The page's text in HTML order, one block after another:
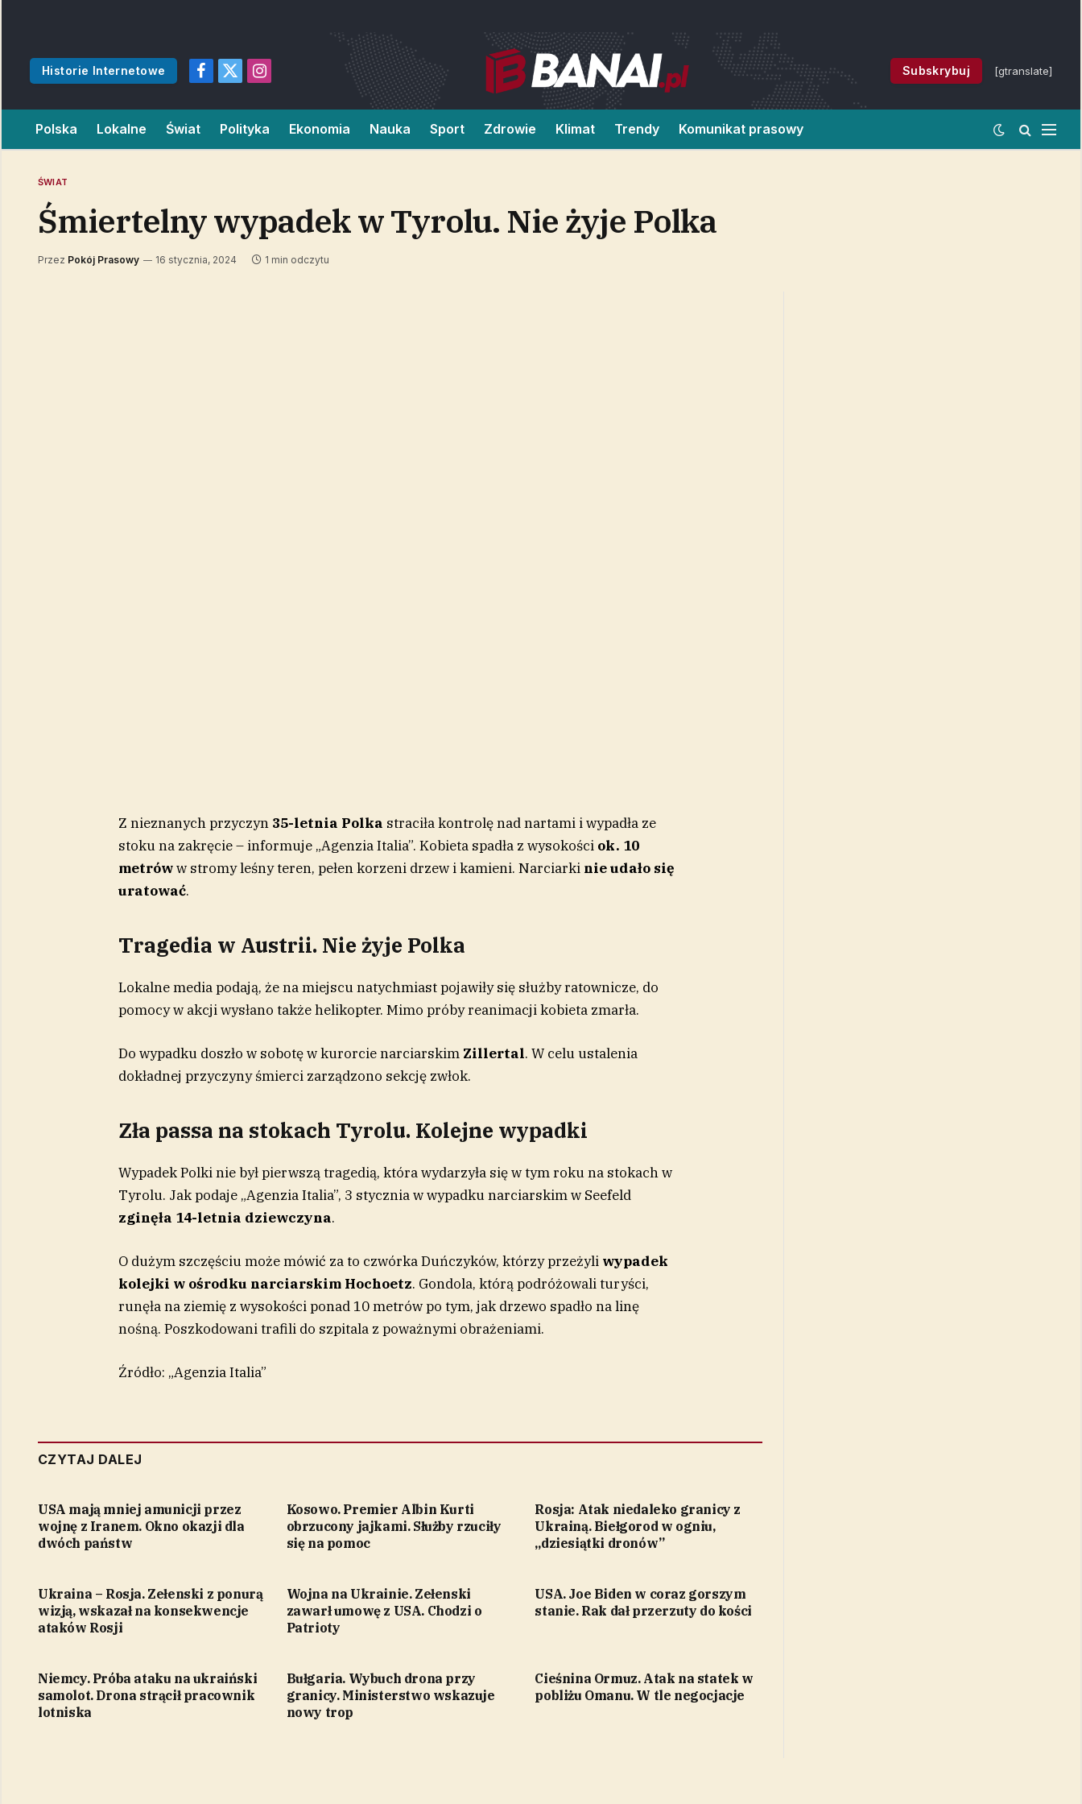
Historie Internetowe
Facebook
X
Instagram
Subskrybuj [gtranslate]
Polska Lokalne Świat Polityka Ekonomia Nauka Sport Zdrowie Klimat Trendy Komunikat prasowy
ŚWIAT
Śmiertelny wypadek w Tyrolu. Nie żyje Polka
Przez Pokój Prasowy 16 stycznia, 2024 1 min odczytu
Z nieznanych przyczyn 35-letnia Polka straciła kontrolę nad nartami i wypadła ze
stoku na zakręcie – informuje „Agenzia Italia”. Kobieta spadła z wysokości ok. 10
metróww stromy leśny teren, pełen korzeni drzew i kamieni. Narciarki nie udało się
uratować.
Tragedia w Austrii. Nie żyje Polka
Lokalne media podają, że na miejscu natychmiast pojawiły się służby ratownicze, do
pomocy w akcji wysłano także helikopter. Mimo próby reanimacji kobieta zmarła.
Do wypadku doszło w sobotę w kurorcie narciarskim Zillertal. W celu ustalenia
dokładnej przyczyny śmierci zarządzono sekcję zwłok.
Zła passa na stokach Tyrolu. Kolejne wypadki
Wypadek Polki nie był pierwszą tragedią, która wydarzyła się w tym roku na stokach w
Tyrolu. Jak podaje „Agenzia Italia”, 3 stycznia w wypadku narciarskim w Seefeld
zginęła 14-letnia dziewczyna.
O dużym szczęściu może mówić za to czwórka Duńczyków, którzy przeżyli wypadek
kolejki w ośrodku narciarskim Hochoetz. Gondola, którą podróżowali turyści,
runęła na ziemię z wysokości ponad 10 metrów po tym, jak drzewo spadło na linę
nośną. Poszkodowani trafili do szpitala z poważnymi obrażeniami.
Źródło: „Agenzia Italia”
CZYTAJ DALEJ
USA mają mniej amunicji przez
wojnę z Iranem. Okno okazji dla
dwóch państw
Kosowo. Premier Albin Kurti
obrzucony jajkami. Służby rzuciły
się na pomoc
Rosja: Atak niedaleko granicy z
Ukrainą. Biełgorod w ogniu,
„dziesiątki dronów”
Ukraina – Rosja. Zełenski z ponurą
wizją, wskazał na konsekwencje
ataków Rosji
Wojna na Ukrainie. Zełenski
zawarł umowę z USA. Chodzi o
Patrioty
USA. Joe Biden w coraz gorszym
stanie. Rak dał przerzuty do kości
Niemcy. Próba ataku na ukraiński
samolot. Drona strącił pracownik
lotniska
Bułgaria. Wybuch drona przy
granicy. Ministerstwo wskazuje
nowy trop
Cieśnina Ormuz. Atak na statek w
pobliżu Omanu. W tle negocjacje